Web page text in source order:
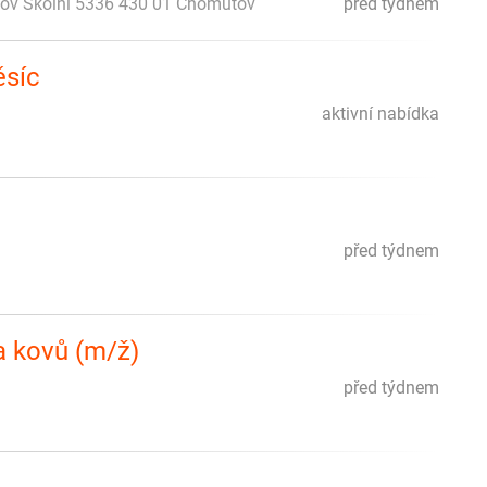
aktivní nabídka
před týdnem
kovů (m/ž)
před týdnem